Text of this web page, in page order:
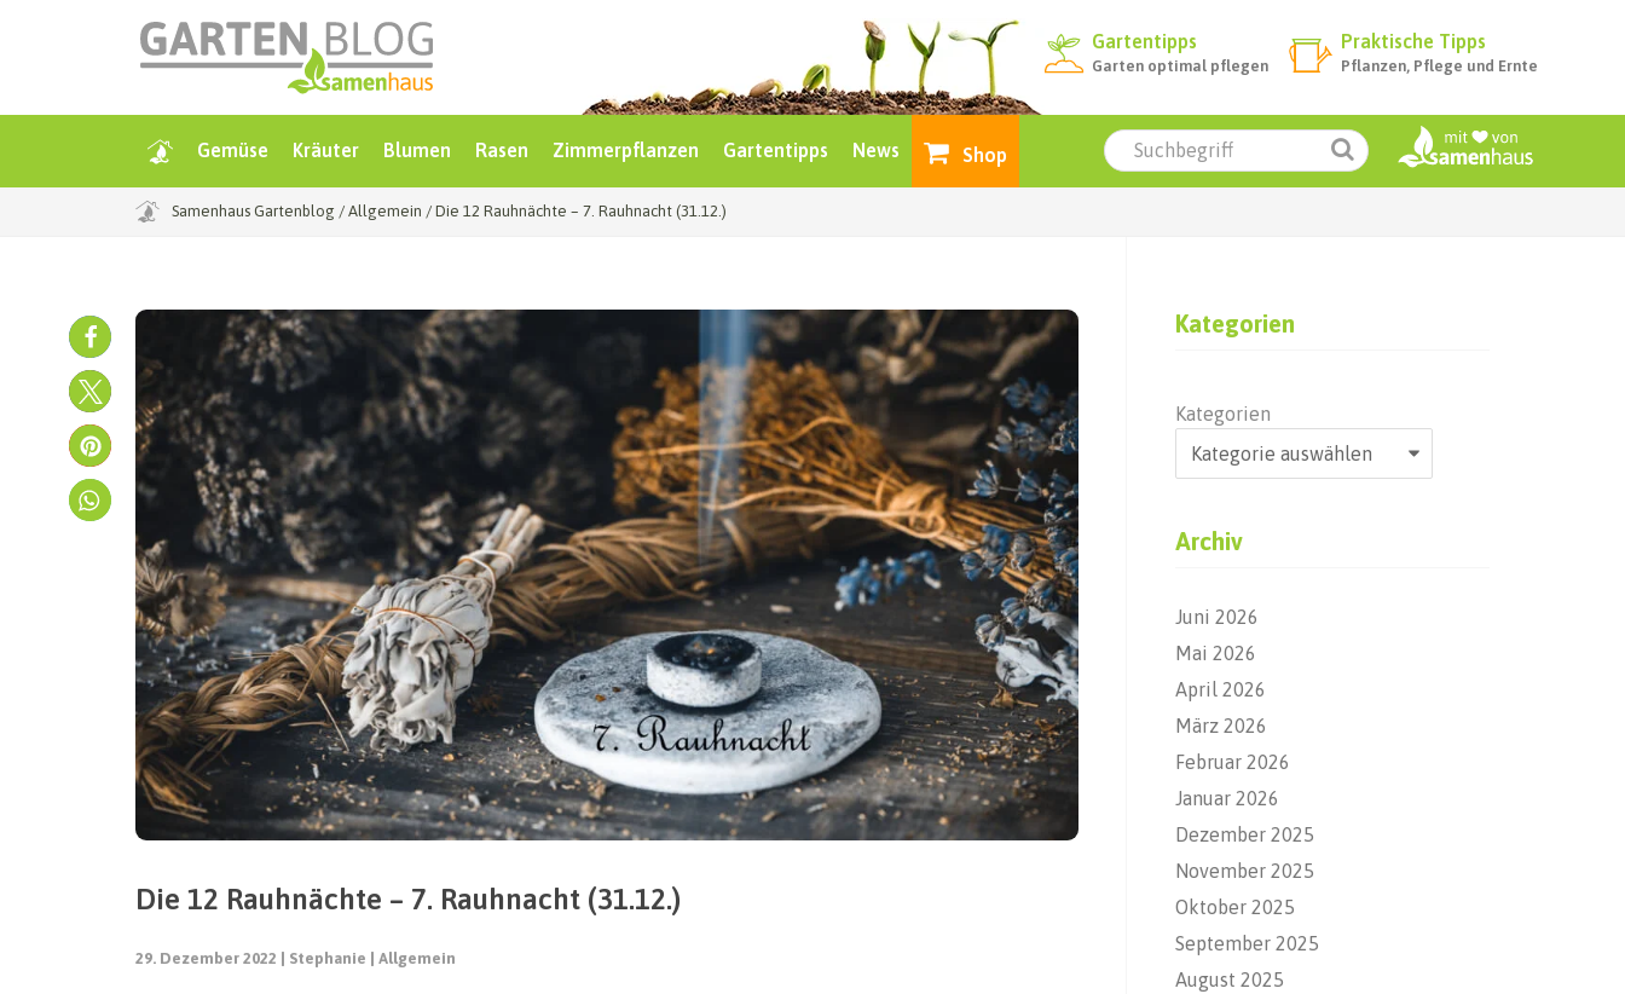
Gartentipps
Garten optimal pflegen
Praktische Tipps
Pflanzen, Pflege und Ernte
Gemüse Kräuter Blumen Rasen Zimmerpflanzen Gartentipps News Shop
Samenhaus Gartenblog / Allgemein / Die 12 Rauhnächte – 7. Rauhnacht (31.12.)
Die 12 Rauhnächte – 7. Rauhnacht (31.12.)
29. Dezember 2022 Stephanie Allgemein
Kategorien
Kategorien
Archiv
Juni 2026
Mai 2026
April 2026
März 2026
Februar 2026
Januar 2026
Dezember 2025
November 2025
Oktober 2025
September 2025
August 2025